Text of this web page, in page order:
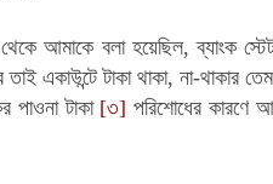
আমাকে বলা হয়েছিল, ব্যাংক
একাউন্টে টাকা থাকা, না-থাকার
পাওনা টাকা [৩]পরিশোধের কারণে